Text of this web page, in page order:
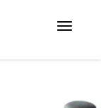
Avaa
valikko